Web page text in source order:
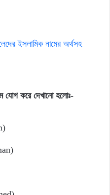
ইসলামিক নামের অর্থসহ
যোগ করে দেখানো হলোঃ-